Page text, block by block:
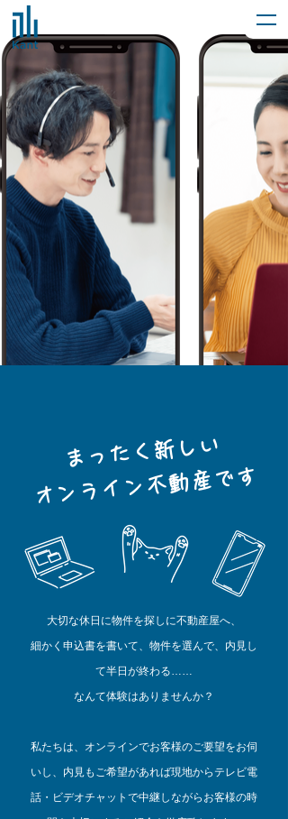
​まったく新しい
​オンライン不動産です
大切な休日に物件を探しに不動産屋へ、
細かく申込書を書いて、物件を選んで、内見し
て半日が終わる……
なんて体験はありませんか？
私たちは、オンラインでお客様のご要望をお伺
いし、内見もご希望があれば現地からテレビ電
話・ビデオチャットで中継しながらお客様の時